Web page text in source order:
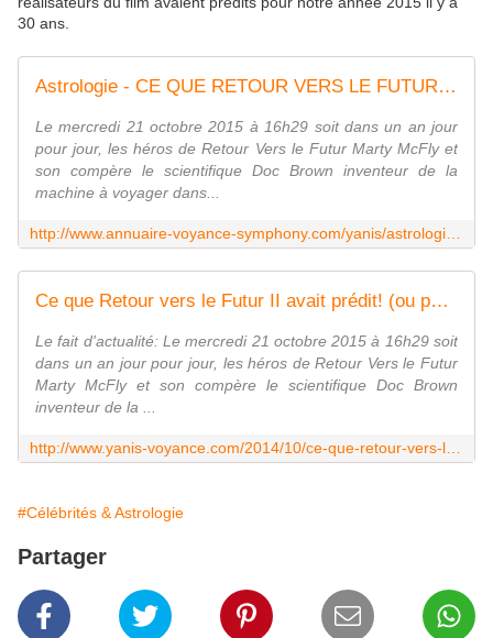
30 ans.
Astrologie - CE QUE RETOUR VERS LE FUTUR II AVAIT PRÉDIT! (OU PAS) - Par Yanis Astro Voyance
Le mercredi 21 octobre 2015 à 16h29 soit dans un an jour
pour jour, les héros de Retour Vers le Futur Marty McFly et
son compère le scientifique Doc Brown inventeur de la
machine à voyager dans...
Ce que Retour vers le Futur II avait prédit! (ou pas) - Yanis Voyance Astrologue
Le fait d'actualité: Le mercredi 21 octobre 2015 à 16h29 soit
dans un an jour pour jour, les héros de Retour Vers le Futur
Marty McFly et son compère le scientifique Doc Brown
inventeur de la ...
#Célébrités & Astrologie
Partager